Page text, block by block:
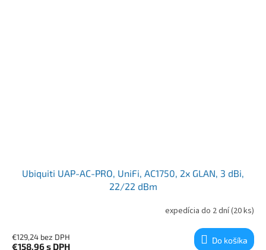
Ubiquiti UAP-AC-PRO, UniFi, AC1750, 2x GLAN, 3 dBi,
22/22 dBm
expedícia do 2 dní(20 ks)
€129,24 bez DPH
€158,96s DPH
Do košíka